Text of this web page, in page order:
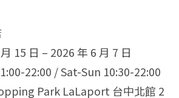
15 日 – 2026 年 6 月 7 日
22:00 / Sat-Sun 10:30-22:00
Park LaLaport 台中北館 2